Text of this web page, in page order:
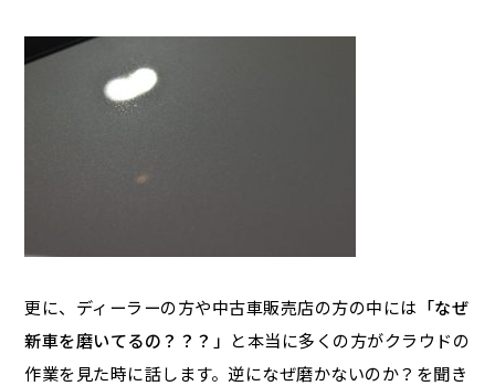
更に、ディーラーの方や中古車販売店の方の中には 「なぜ
新車を磨いてるの？？？」 と本当に多くの方がクラウドの
作業を見た時に話します。逆になぜ磨かないのか？を聞き